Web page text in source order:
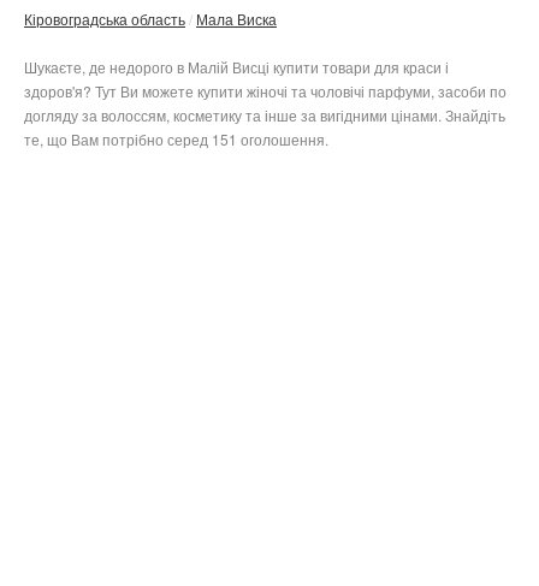
Кіровоградська область Мала Виска
Шукаєте, де недорого в Малій Висці купити товари для краси і
здоров'я? Тут Ви можете купити жіночі та чоловічі парфуми, засоби по
догляду за волоссям, косметику та інше за вигідними цінами. Знайдіть
те, що Вам потрібно серед 151 оголошення.